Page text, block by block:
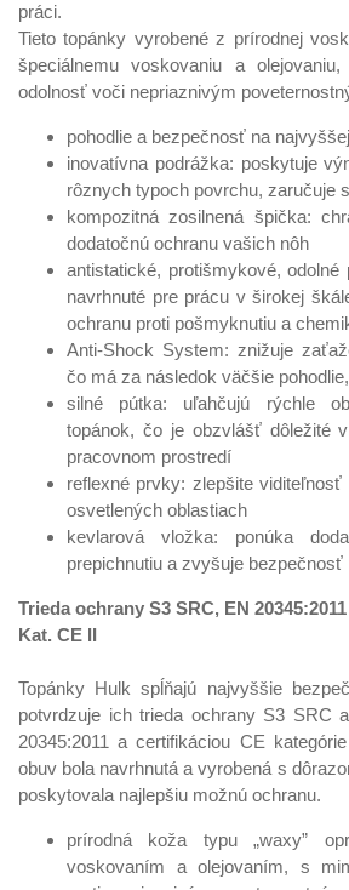
práci.
Tieto topánky vyrobené z prírodnej
špeciálnemu voskovaniu a
odolnosť voči nepriaznivým
pohodlie a bezpečnosť na
inovatívna podrážka: poskytuje
rôznych typoch povrchu, zaručuje
kompozitná zosilnená špička:
dodatočnú ochranu vašich nôh
antistatické, protišmykové, odolné
navrhnuté pre prácu v širokej
ochranu proti pošmyknutiu a
Anti-Shock System: znižuje
čo má za následok väčšie
silné pútka: uľahčujú rýchle
topánok, čo je obzvlášť dôležité
pracovnom prostredí
reflexné prvky: zlepšite
osvetlených oblastiach
kevlarová vložka: ponúka
prepichnutiu a zvyšuje bezpečnosť
Trieda ochrany S3 SRC, EN 20345:2011
Kat. CE II
Topánky Hulk spĺňajú najvyššie
potvrdzuje ich trieda ochrany S3 SRC
20345:2011 a certifikáciou CE
obuv bola navrhnutá a vyrobená s
poskytovala najlepšiu možnú ochranu.
prírodná koža typu „waxy”
voskovaním a olejovaním, s